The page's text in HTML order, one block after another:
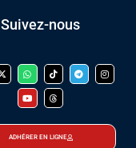
Suivez-nous
ADHÉRER EN LIGNE